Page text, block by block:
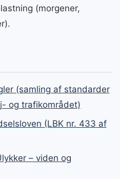
(morgener,
(samling af standarder
og trafikområdet)
(LBK nr. 433 af
– viden og